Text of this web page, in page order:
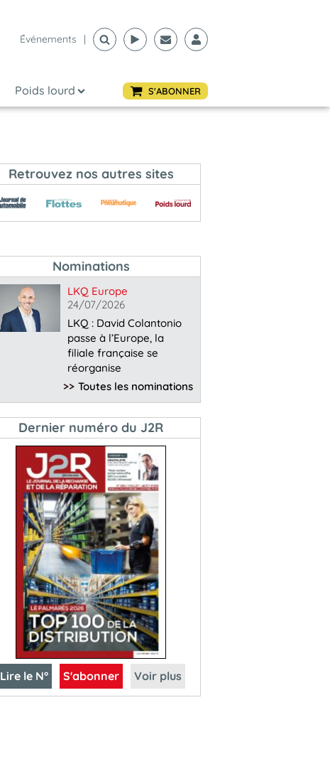
Événements |
Poids lourd S'ABONNER
Retrouvez nos autres sites
Nominations
LKQ Europe
24/07/2026
LKQ : David Colantonio
passe à l’Europe, la
filiale française se
réorganise
>> Toutes les nominations
Dernier numéro du J2R
Lire le N° S'abonner Voir plus